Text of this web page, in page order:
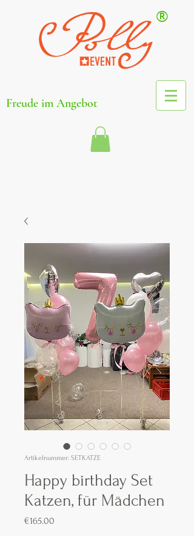
®
Freude im Angebot
Artikelnummer: SETKATZE
Happy birthday Set
Katzen, für Mädchen
€165.00